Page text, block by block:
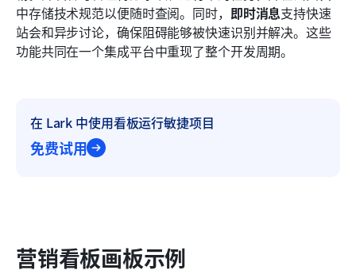
中存储技术规范以便随时查阅。同时， 即时消息支持快速
站会和异步讨论，确保阻碍能够被快速识别并解决。这些
功能共同在一个集成平台中重现了整个开发周期。
在 Lark 中使用看板运行敏捷项目
免费试用
营销看板画板示例